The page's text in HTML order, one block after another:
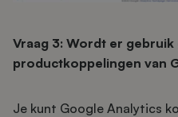
Vraag 3: Wordt er gebruik
productkoppelingen van
Je kunt Google Analytics